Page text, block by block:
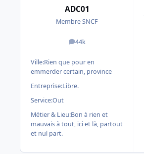
ADC01
Membre SNCF
44k
messages
Ville:Rien que pour en
emmerder certain, province
Entreprise:Libre.
Service:Out
Métier & Lieu:Bon à rien et
mauvais à tout, ici et là, partout
et nul part.